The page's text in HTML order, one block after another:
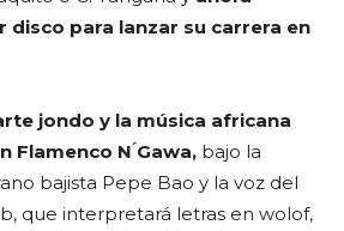
disco para lanzar su carrera en
jondo y la música africana
Flamenco N ́Gawa, bajo la
bajista Pepe Bao y la voz del
que interpretará letras en wolof,